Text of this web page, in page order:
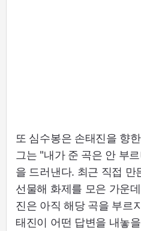
또 심수봉은 손태진을 향
그는 "내가 준 곡은 안 부
을 드러낸다. 최근 직접 만
선물해 화제를 모은 가운
진은 아직 해당 곡을 부르
태진이 어떤 답변을 내놓